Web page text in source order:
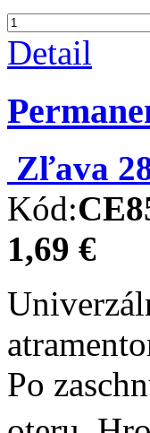
Detail
Zľava
Kód:
1,69 €
Po